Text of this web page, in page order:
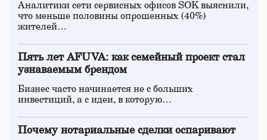
Аналитики сети сервисных офисов SOK выяснили,
что меньше половины опрошенных (40%)
жителей…
Пять лет AFUVA: как семейный проект стал
узнаваемым брендом
Бизнес часто начинается не с больших
инвестиций, а с идеи, в которую…
Почему нотариальные сделки оспаривают